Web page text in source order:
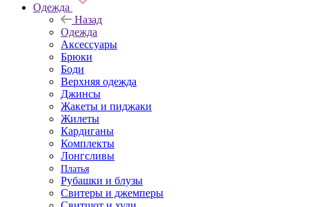
Одежда
Назад
Одежда
Аксессуары
Брюки
Боди
Верхняя одежда
Джинсы
Жакеты и пиджаки
Жилеты
Кардиганы
Комплекты
Лонгсливы
Платья
Рубашки и блузы
Свитеры и джемперы